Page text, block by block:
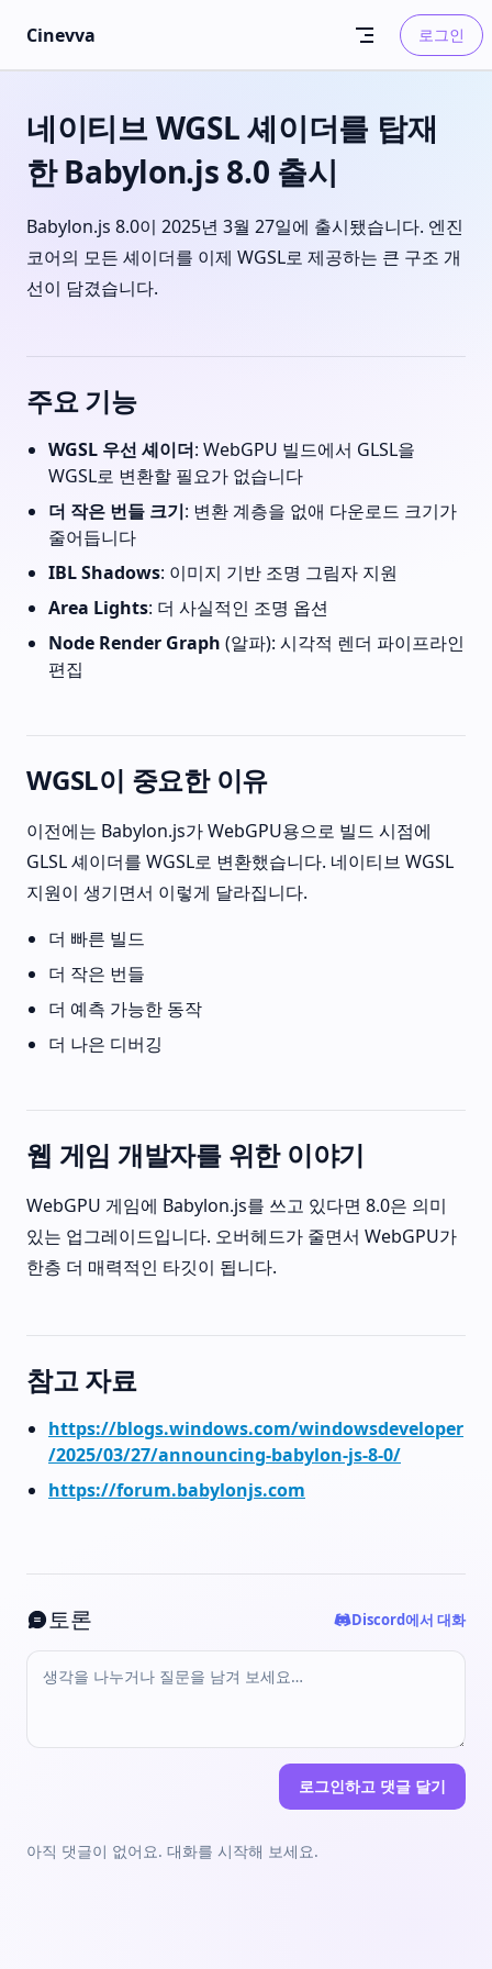
Skip to content
Cinevva 로그인
네이티브 WGSL 셰이더를 탑재
한 Babylon.js 8.0 출시
Babylon.js 8.0이 2025년 3월 27일에 출시됐습니다. 엔진
코어의 모든 셰이더를 이제 WGSL로 제공하는 큰 구조 개
선이 담겼습니다.
주요 기능
WGSL 우선 셰이더: WebGPU 빌드에서 GLSL을
WGSL로 변환할 필요가 없습니다
더 작은 번들 크기: 변환 계층을 없애 다운로드 크기가
줄어듭니다
IBL Shadows: 이미지 기반 조명 그림자 지원
Area Lights: 더 사실적인 조명 옵션
Node Render Graph (알파): 시각적 렌더 파이프라인
편집
WGSL이 중요한 이유
이전에는 Babylon.js가 WebGPU용으로 빌드 시점에
GLSL 셰이더를 WGSL로 변환했습니다. 네이티브 WGSL
지원이 생기면서 이렇게 달라집니다.
더 빠른 빌드
더 작은 번들
더 예측 가능한 동작
더 나은 디버깅
웹 게임 개발자를 위한 이야기
WebGPU 게임에 Babylon.js를 쓰고 있다면 8.0은 의미
있는 업그레이드입니다. 오버헤드가 줄면서 WebGPU가
한층 더 매력적인 타깃이 됩니다.
참고 자료
https://blogs.windows.com/windowsdeveloper
/2025/03/27/announcing-babylon-js-8-0/
https://forum.babylonjs.com
토론 Discord에서 대화
로그인하고 댓글 달기
아직 댓글이 없어요. 대화를 시작해 보세요.